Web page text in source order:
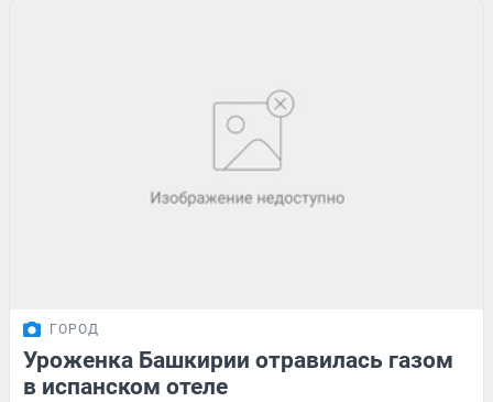
ГОРОД
Уроженка Башкирии отравилась газом
в испанском отеле